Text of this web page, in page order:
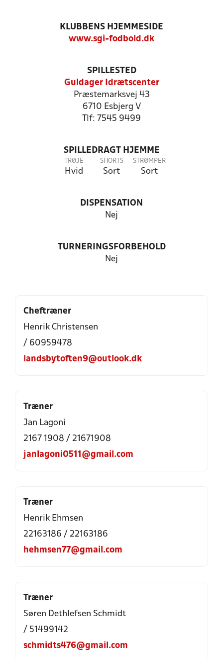
KLUBBENS HJEMMESIDE
www.sgi-fodbold.dk
SPILLESTED
Guldager Idrætscenter
Præstemarksvej 43
6710 Esbjerg V
Tlf: 7545 9499
SPILLEDRAGT HJEMME
TRØJE
Hvid
SHORTS
Sort
STRØMPER
Sort
DISPENSATION
Nej
TURNERINGSFORBEHOLD
Nej
Cheftræner
Henrik Christensen
/ 60959478
landsbytoften9@outlook.dk
Træner
Jan Lagoni
2167 1908 / 21671908
janlagoni0511@gmail.com
Træner
Henrik Ehmsen
22163186 / 22163186
hehmsen77@gmail.com
Træner
Søren Dethlefsen Schmidt
/ 51499142
schmidts476@gmail.com